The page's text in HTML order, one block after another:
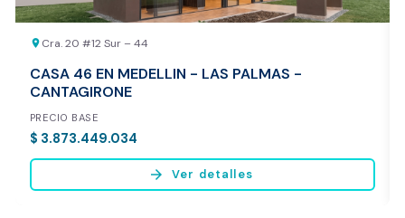
location_on Cra. 20 #12 Sur – 44
CASA 46 EN MEDELLIN - LAS PALMAS -
CANTAGIRONE
PRECIO BASE
$ 3.873.449.034
arrow_forward Ver detalles